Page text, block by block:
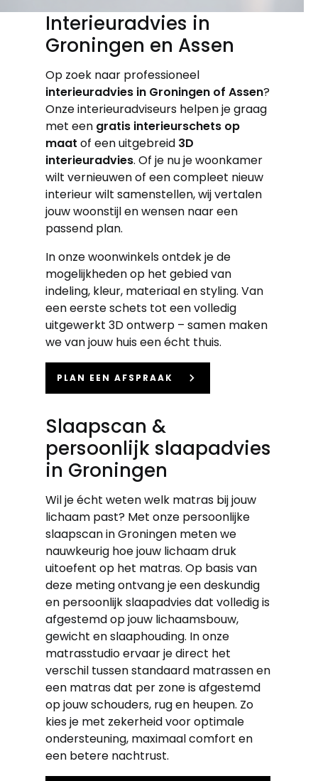
Interieuradvies in
Groningen en Assen
Op zoek naar professioneel
interieuradvies in Groningen of Assen?
Onze interieuradviseurs helpen je graag
met een gratis interieurschets op
maat of een uitgebreid 3D
interieuradvies. Of je nu je woonkamer
wilt vernieuwen of een compleet nieuw
interieur wilt samenstellen, wij vertalen
jouw woonstijl en wensen naar een
passend plan.
In onze woonwinkels ontdek je de
mogelijkheden op het gebied van
indeling, kleur, materiaal en styling. Van
een eerste schets tot een volledig
uitgewerkt 3D ontwerp – samen maken
we van jouw huis een écht thuis.
PLAN EEN AFSPRAAK keyboard_arrow_right
Slaapscan &
persoonlijk slaapadvies
in Groningen
Wil je écht weten welk matras bij jouw
lichaam past? Met onze persoonlijke
slaapscan in Groningen meten we
nauwkeurig hoe jouw lichaam druk
uitoefent op het matras. Op basis van
deze meting ontvang je een deskundig
en persoonlijk slaapadvies dat volledig is
afgestemd op jouw lichaamsbouw,
gewicht en slaaphouding. In onze
matrasstudio ervaar je direct het
verschil tussen standaard matrassen en
een matras dat per zone is afgestemd
op jouw schouders, rug en heupen. Zo
kies je met zekerheid voor optimale
ondersteuning, maximaal comfort en
een betere nachtrust.